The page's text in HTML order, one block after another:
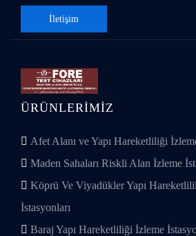
İletişim
ÜRÜNLERIMIZ
Afet Alanı ve Yapı Hareketliliği
Maden Sahaları Riskli Alan İzleme
Köprü Ve Viyadükler Yapı
İstasyonları
Baraj Yapı Hareketliliği İzleme